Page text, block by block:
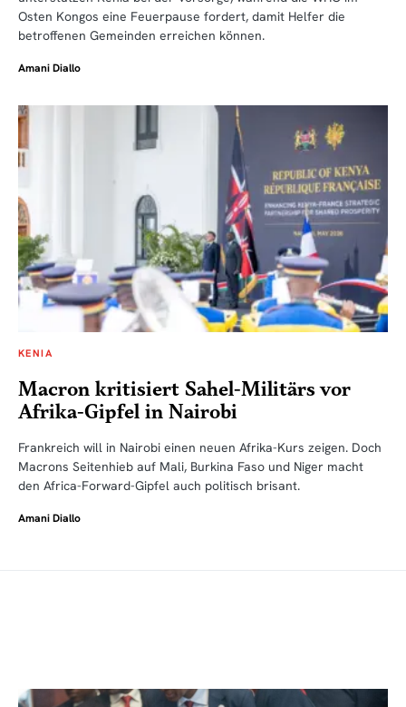
Osten Kongos eine Feuerpause fordert, damit Helfer die
betroffenen Gemeinden erreichen können.
Amani Diallo
KENIA
Macron kritisiert Sahel-Militärs vor
Afrika-Gipfel in Nairobi
Frankreich will in Nairobi einen neuen Afrika-Kurs zeigen. Doch
Macrons Seitenhieb auf Mali, Burkina Faso und Niger macht
den Africa-Forward-Gipfel auch politisch brisant.
Amani Diallo